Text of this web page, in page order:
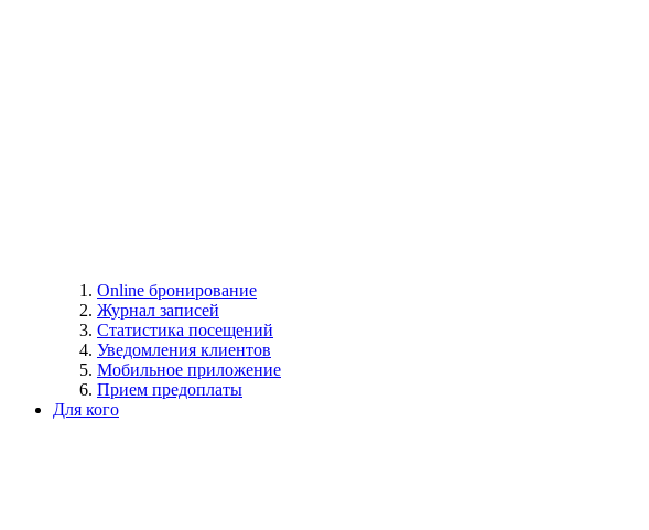
Online бронирование
Журнал записей
Статистика посещений
Уведомления клиентов
Мобильное приложение
Прием предоплаты
Для кого